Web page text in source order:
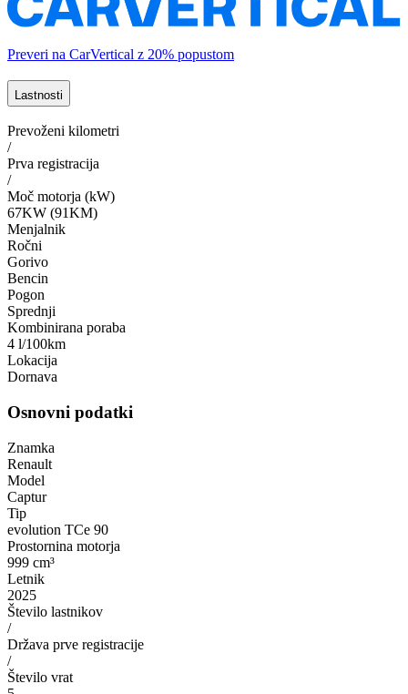
Preveri na CarVertical z 20% popustom
Lastnosti
Prevoženi kilometri
/
Prva registracija
/
Moč motorja (kW)
67KW (91KM)
Menjalnik
Ročni
Gorivo
Bencin
Pogon
Sprednji
Kombinirana poraba
4 l/100km
Lokacija
Dornava
Osnovni podatki
Znamka
Renault
Model
Captur
Tip
evolution TCe 90
Prostornina motorja
999 cm³
Letnik
2025
Število lastnikov
/
Država prve registracije
/
Število vrat